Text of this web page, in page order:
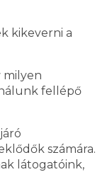
kikeverni a
milyen
fellépő
számára.
látogatóink,